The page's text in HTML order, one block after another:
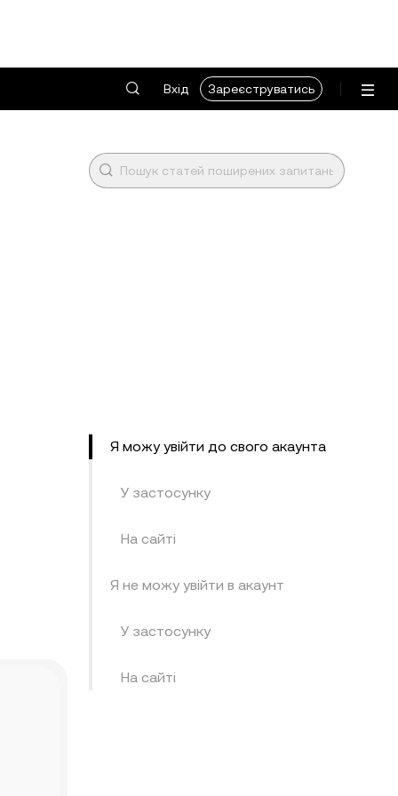
Вхід Зареєструватись
Я можу увійти до свого акаунта
У застосунку
На сайті
Я не можу увійти в акаунт
У застосунку
На сайті